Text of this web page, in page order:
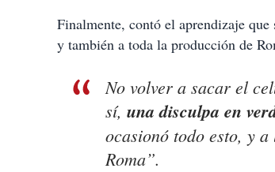
Finalmente, contó el aprendizaje
y también a toda la producción de
No volver a sacar el
sí, una disculpa en
ocasionó todo esto, y
Roma”.